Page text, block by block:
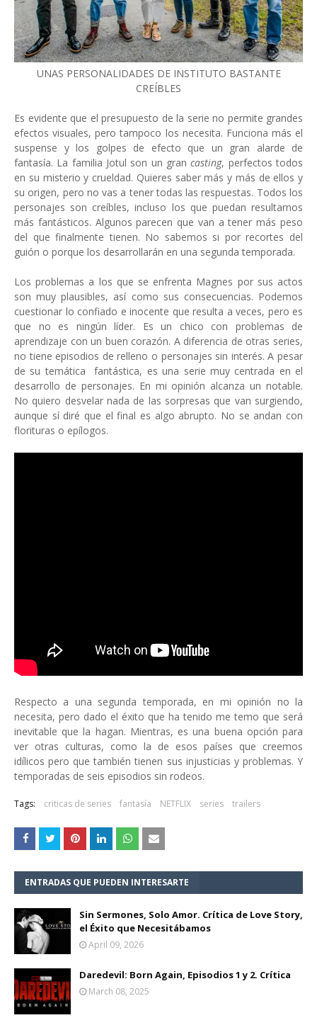
UNAS PERSONALIDADES DE INSTITUTO BASTANTE
CREÍBLES
Es evidente que el presupuesto de la serie no permite grandes
efectos visuales, pero tampoco los necesita. Funciona más el
suspense y los golpes de efecto que un gran alarde de
fantasía. La familia Jotul son un grancasting, perfectos todos
en su misterio y crueldad. Quieres saber más y más de ellos y
su origen, pero no vas a tener todas las respuestas. Todos los
personajes son creíbles, incluso los que puedan resultarnos
más fantásticos. Algunos parecen que van a tener más peso
del que finalmente tienen. No sabemos si por recortes del
guión o porque los desarrollarán en una segunda temporada.
Los problemas a los que se enfrenta Magnes por sus actos
son muy plausibles, así como sus consecuencias. Podemos
cuestionar lo confiado e inocente que resulta a veces, pero es
que no es ningún líder. Es un chico con problemas de
aprendizaje con un buen corazón. A diferencia de otras series,
no tiene episodios de relleno o personajes sin interés. A pesar
de su temática fantástica, es una serie muy centrada en el
desarrollo de personajes. En mi opinión alcanza un notable.
No quiero desvelar nada de las sorpresas que van surgiendo,
aunque sí diré que el final es algo abrupto. No se andan con
florituras o epílogos.
Respecto a una segunda temporada, en mi opinión no la
necesita, pero dado el éxito que ha tenido me temo que será
inevitable que la hagan. Mientras, es una buena opción para
ver otras culturas, como la de esos países que creemos
idílicos pero que también tienen sus injusticias y problemas. Y
temporadas de seis episodios sin rodeos.
Tags: criticas de series fantasía NETFLIX series trailers
ENTRADAS QUE PUEDEN INTERESARTE
Sin Sermones, Solo Amor. Crítica de Love Story,
el Éxito que Necesitábamos
April 09, 2026
Daredevil: Born Again, Episodios 1 y 2. Crítica
March 08, 2025